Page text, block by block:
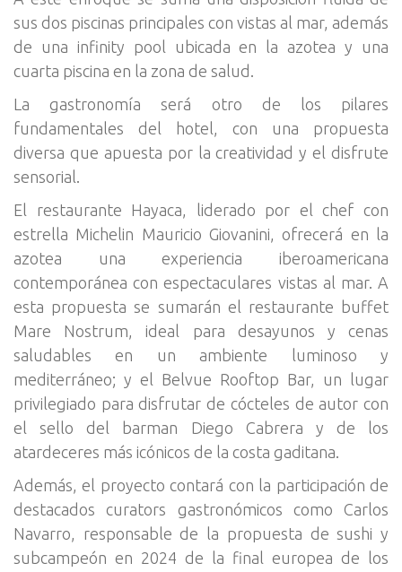
sus dos piscinas principales con vistas al mar, además
de una infinity pool ubicada en la azotea y una
cuarta piscina en la zona de salud.
La gastronomía será otro de los pilares
fundamentales del hotel, con una propuesta
diversa que apuesta por la creatividad y el disfrute
sensorial.
El restaurante Hayaca, liderado por el chef con
estrella Michelin Mauricio Giovanini, ofrecerá en la
azotea una experiencia iberoamericana
contemporánea con espectaculares vistas al mar. A
esta propuesta se sumarán el restaurante buffet
Mare Nostrum, ideal para desayunos y cenas
saludables en un ambiente luminoso y
mediterráneo; y el Belvue Rooftop Bar, un lugar
privilegiado para disfrutar de cócteles de autor con
el sello del barman Diego Cabrera y de los
atardeceres más icónicos de la costa gaditana.
Además, el proyecto contará con la participación de
destacados curators gastronómicos como Carlos
Navarro, responsable de la propuesta de sushi y
subcampeón en 2024 de la final europea de los